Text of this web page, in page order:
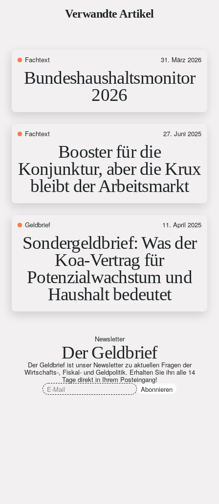
Verwandte Artikel
Fachtext 31. März 2026
Bundeshaushaltsmonitor
2026
Fachtext 27. Juni 2025
Booster für die
Konjunktur, aber die Krux
bleibt der Arbeitsmarkt
Geldbrief 11. April 2025
Sondergeldbrief: Was der
Koa-Vertrag für
Potenzialwachstum und
Haushalt bedeutet
Newsletter
Der Geldbrief
Der Geldbrief ist unser Newsletter zu aktuellen Fragen der
Wirtschafts-, Fiskal- und Geldpolitik. Erhalten Sie ihn alle 14
Tage direkt in Ihrem Posteingang!